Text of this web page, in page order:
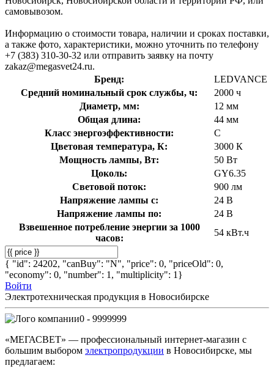
самовывозом.
Информацию о стоимости товара, наличии и сроках поставки,
а также фото, характеристики, можно уточнить по телефону
+7 (383) 310-30-32 или отправить заявку на почту
zakaz@megasvet24.ru.
Бренд:
LEDVANCE
Средний номинальный срок службы, ч:
2000 ч
Диаметр, мм:
12 мм
Общая длина:
44 мм
Класс энергоэффективности:
C
Цветовая температура, К:
3000 К
Мощность лампы, Вт:
50 Вт
Цоколь:
GY6.35
Световой поток:
900 лм
Напряжение лампы с:
24 В
Напряжение лампы по:
24 В
Взвешенное потребление энергии за 1000
часов:
54 кВт.ч
{ "id": 24202, "canBuy": "N", "price": 0, "priceOld": 0,
"economy": 0, "number": 1, "multiplicity": 1}
Войти
Электротехническая продукция в Новосибирске
0 - 9999999
«МЕГАСВЕТ» — профессиональный интернет-магазин с
большим выбором электропродукции в Новосибирске, мы
предлагаем: